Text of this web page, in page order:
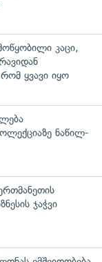
კაცი,
ყვავი იყო
ნაწილ-
ჯაჭვი